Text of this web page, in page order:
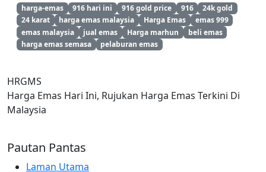
harga-emas 916 hari ini 916 gold price 916
24k gold
24 karat
harga emas malaysia Harga Emas
emas 999
emas malaysia
jual emas Harga marhun
beli emas
harga emas semasa
pelaburan emas
HRGMS
Harga Emas Hari Ini, Rujukan Harga Emas Terkini Di
Malaysia
Pautan Pantas
Laman Utama